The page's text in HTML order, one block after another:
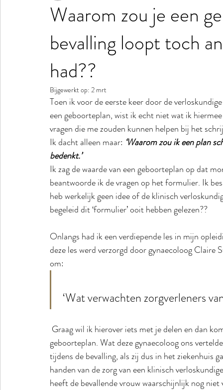
Waarom zou je een
bevalling loopt toch
had??
Bijgewerkt op: 2 mrt
Toen ik voor de eerste keer door de
een geboorteplan, wist ik echt niet wat ik
vragen die me zouden kunnen helpen bij het
Ik dacht alleen maar: ‘Waarom zou ik een plan
bedenkt.’
Ik zag de waarde van een geboorteplan op dat
beantwoorde ik de vragen op het formulier. Ik
heb werkelijk geen idee of de klinisch
begeleid dit ‘formulier’ ooit hebben gelezen??
Onlangs had ik een verdiepende les in mijn
deze les werd verzorgd door gynaecoloog
om:
‘Wat verwachten zorgverleners
geboorteplan. Wat deze gynaecoloog ons
tijdens de bevalling, als zij dus in het ziekenhuis
handen van de zorg van een klinisch
heeft de bevallende vrouw waarschijnlijk nog